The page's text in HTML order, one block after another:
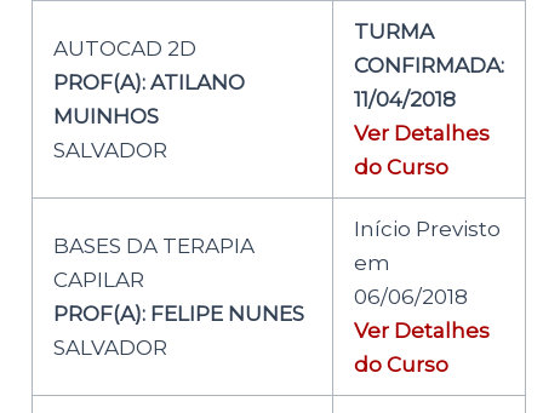
AUTOCAD 2D
PROF(A): ATILANO
MUINHOS
SALVADOR
TURMA
CONFIRMADA:
11/04/2018
Ver Detalhes
do Curso
BASES DA TERAPIA
CAPILAR
PROF(A): FELIPE NUNES
SALVADOR
Início Previsto
em
06/06/2018
Ver Detalhes
do Curso